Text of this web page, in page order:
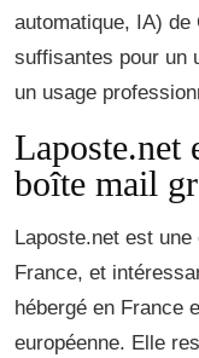
automatique, IA)
suffisantes pour un
un usage
Laposte.net
boîte mail
Laposte.net est
France, et
hébergé en France
européenne. Elle